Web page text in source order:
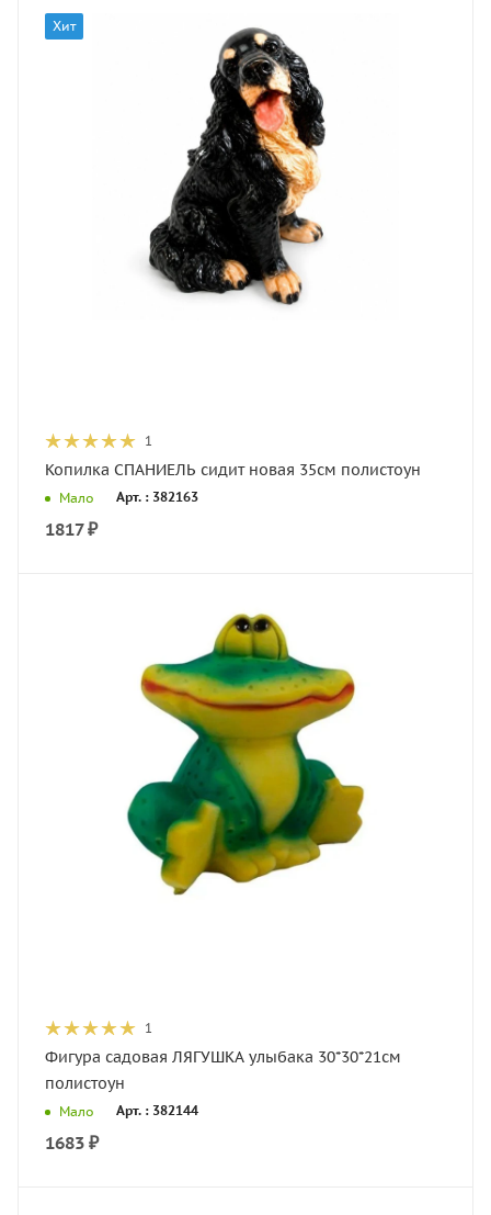
Хит
1
Копилка СПАНИЕЛЬ сидит новая 35см полистоун
Мало Арт. : 382163
1817₽
1
Фигура садовая ЛЯГУШКА улыбака 30*30*21см
полистоун
Мало Арт. : 382144
1683 ₽